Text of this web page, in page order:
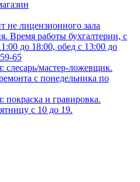
не лицензионного зала
Время работы бухгалтерии, с
до 18:00, обед с 13:00 до
65
слесарь/мастер-ложевщик.
с понедельника по
покраска и гравировка.
с 10 до 19.